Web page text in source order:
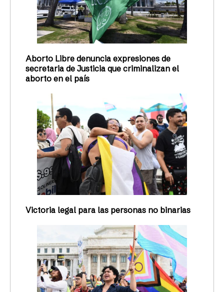
Aborto Libre denuncia expresiones de
secretaria de Justicia que criminalizan el
aborto en el país
Victoria legal para las personas no binarias